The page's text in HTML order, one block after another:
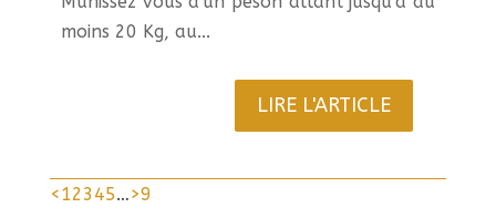
moins 20 Kg, au...
LIRE L'ARTICLE
<12345…>9